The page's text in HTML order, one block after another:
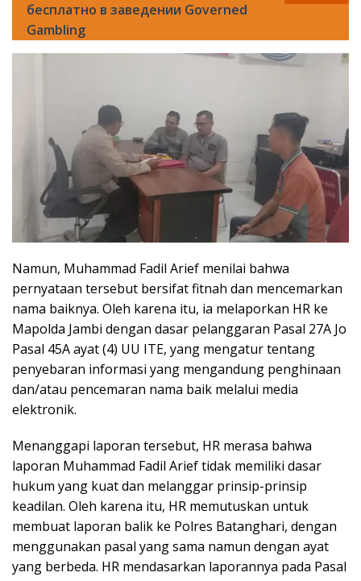
бесплатно в заведении Governed
Gambling
Namun, Muhammad Fadil Arief menilai bahwa
pernyataan tersebut bersifat fitnah dan mencemarkan
nama baiknya. Oleh karena itu, ia melaporkan HR ke
Mapolda Jambi dengan dasar pelanggaran Pasal 27A Jo
Pasal 45A ayat (4) UU ITE, yang mengatur tentang
penyebaran informasi yang mengandung penghinaan
dan/atau pencemaran nama baik melalui media
elektronik.
Menanggapi laporan tersebut, HR merasa bahwa
laporan Muhammad Fadil Arief tidak memiliki dasar
hukum yang kuat dan melanggar prinsip-prinsip
keadilan. Oleh karena itu, HR memutuskan untuk
membuat laporan balik ke Polres Batanghari, dengan
menggunakan pasal yang sama namun dengan ayat
yang berbeda. HR mendasarkan laporannya pada Pasal